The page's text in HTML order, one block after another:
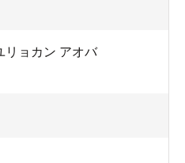
リョカン アオバ